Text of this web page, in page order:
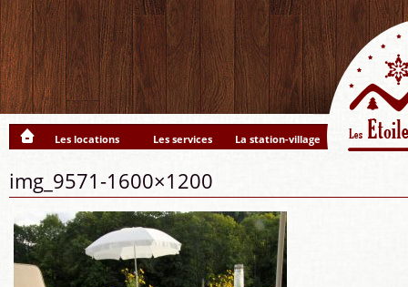
Les locations Les services La station-village
img_9571-1600×1200